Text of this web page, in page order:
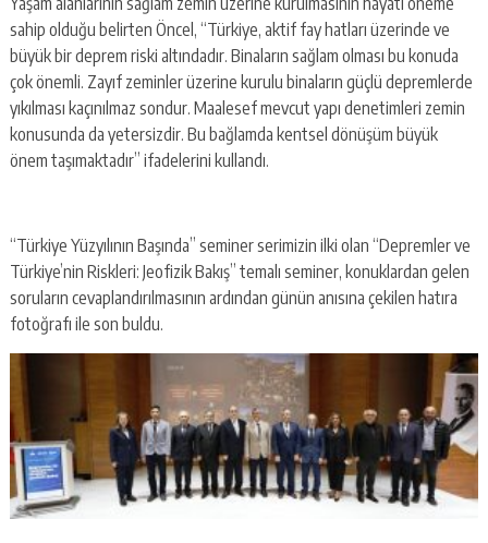
sahip olduğu belirten Öncel, “Türkiye, aktif fay hatları üzerinde ve
büyük bir deprem riski altındadır. Binaların sağlam olması bu konuda
çok önemli. Zayıf zeminler üzerine kurulu binaların güçlü depremlerde
yıkılması kaçınılmaz sondur. Maalesef mevcut yapı denetimleri zemin
konusunda da yetersizdir. Bu bağlamda kentsel dönüşüm büyük
önem taşımaktadır” ifadelerini kullandı.
“Türkiye Yüzyılının Başında” seminer serimizin ilki olan “Depremler ve
Türkiye’nin Riskleri: Jeofizik Bakış” temalı seminer, konuklardan gelen
soruların cevaplandırılmasının ardından günün anısına çekilen hatıra
fotoğrafı ile son buldu.